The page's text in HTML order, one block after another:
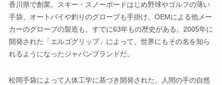
香川県で創業。スキー・スノーボードはじめ野球やゴルフの薄い
手袋、オートバイや釣りのグローブも手掛け、OEMによる他メー
カーのグローブの製造も、すでに63年もの歴史がある。2005年に
開発された「エルゴグリップ」によって、世界にもその名を知ら
れるようになったジャパンブランドだ。
松岡手袋によって人体工学に基づき開発された、人間の手の自然